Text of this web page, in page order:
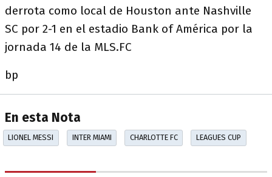
derrota como local de Houston ante Nashville
SC por 2-1 en el estadio Bank of América por la
jornada 14 de la MLS.FC
bp
En esta Nota
LIONEL MESSI INTER MIAMI CHARLOTTE FC LEAGUES CUP